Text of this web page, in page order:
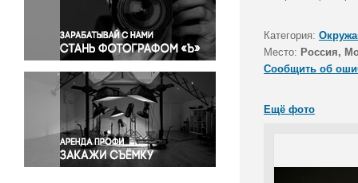
Правосудие
Происшествия и конфликты
Религия
Светская жизнь
Спорт
Экология
Экономика и бизнес
Категория:
Место: Россия,
Сообщить об
Ещё фото